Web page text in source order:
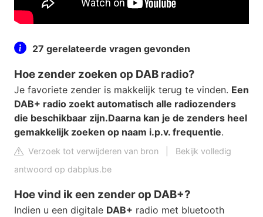
27 gerelateerde vragen gevonden
Hoe zender zoeken op DAB radio?
Je favoriete zender is makkelijk terug te vinden. Een
DAB+ radio zoekt automatisch alle radiozenders
die beschikbaar zijn.Daarna kan je de zenders heel
gemakkelijk zoeken op naam i.p.v. frequentie.
Verzoek tot verwijderen van bron
Bekijk volledig
antwoord op dabplus.be
Hoe vind ik een zender op DAB+?
Indien u een digitale DAB+ radio met bluetooth